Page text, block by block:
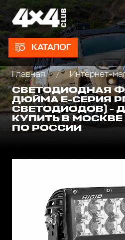
КАТАЛОГ
Главная Интернет-
СВЕТОДИОДНАЯ
ДЮЙМА Е-СЕРИЯ
СВЕТОДИОДОВ) -
КУПИТЬ В
ПО РОССИИ